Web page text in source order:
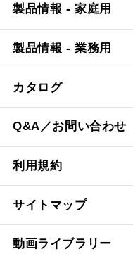
製品情報 - 家庭用
製品情報 - 業務用
カタログ
Q&A／お問い合わせ
利用規約
サイトマップ
動画ライブラリー